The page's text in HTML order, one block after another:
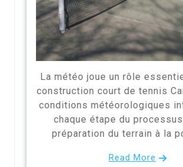
La météo joue un rôle
construction court de tennis
conditions météorologiques
chaque étape du
préparation du terrain à la
Read More